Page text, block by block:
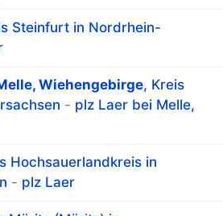
Steinfurt in Nordrhein-
Wiehengebirge, Kreis
- plz Laer bei Melle,
Hochsauerlandkreis in
- plz Laer